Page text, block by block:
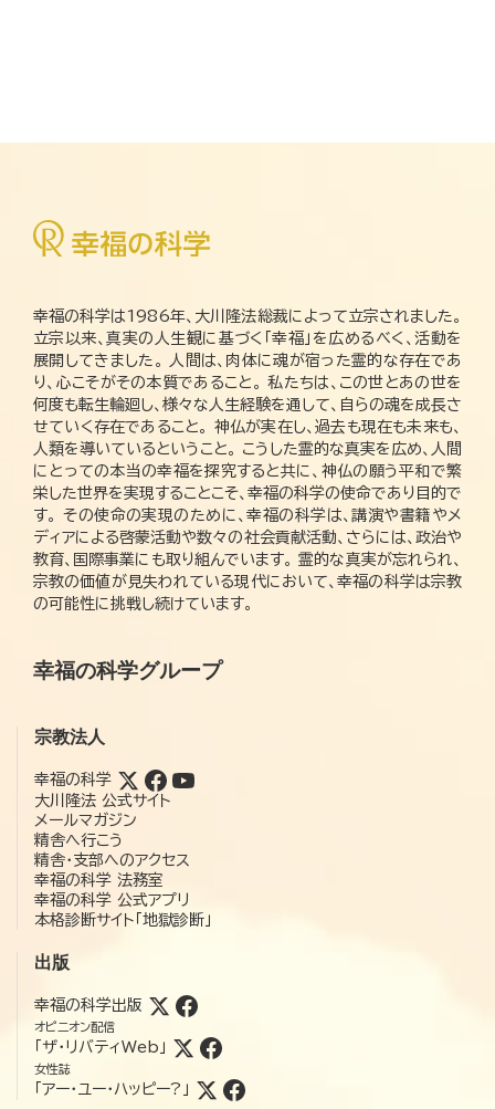
幸福の科学は1986年、大川隆法総裁によって立宗されました。
立宗以来、真実の人生観に基づく「幸福」を広めるべく、活動を
展開してきました。 人間は、肉体に魂が宿った霊的な存在であ
り、心こそがその本質であること。 私たちは、この世とあの世を
何度も転生輪廻し、様々な人生経験を通して、自らの魂を成長さ
せていく存在であること。 神仏が実在し、過去も現在も未来も、
人類を導いているということ。 こうした霊的な真実を広め、人間
にとっての本当の幸福を探究すると共に、神仏の願う平和で繁
栄した世界を実現することこそ、幸福の科学の使命であり目的で
す。 その使命の実現のために、幸福の科学は、講演や書籍やメ
ディアによる啓蒙活動や数々の社会貢献活動、さらには、政治や
教育、国際事業にも取り組んでいます。 霊的な真実が忘れられ、
宗教の価値が見失われている現代において、幸福の科学は宗教
の可能性に挑戦し続けています。
幸福の科学グループ
宗教法人
幸福の科学
大川隆法 公式サイト
メールマガジン
精舎へ行こう
精舎・支部へのアクセス
幸福の科学 法務室
幸福の科学 公式アプリ
本格診断サイト「地獄診断」
出版
幸福の科学出版
オピニオン配信
「ザ・リバティWeb」
女性誌
「アー・ユー・ハッピー?」